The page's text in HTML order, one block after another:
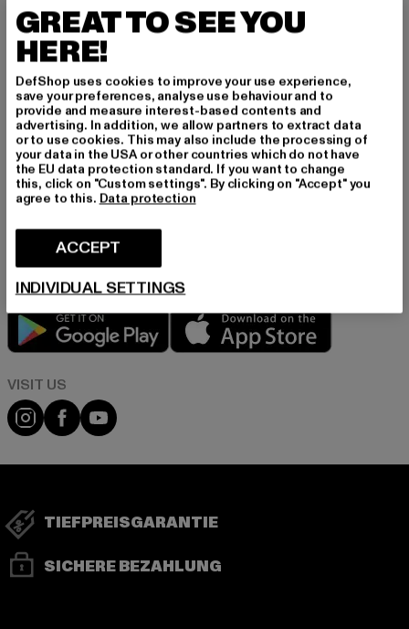
An welchen Produkten bist du interessiert?
MÄNNER
FRAUEN
E-MAIL
ANMELDEN
in unserer Datenschutzerklärung. Du kannst Dich jederzeit kostenfei
abmelden.Datenschutzerklärung lesen.
Play market
App store
Visit our Instagram page:
Visit our Facebook page:
Visit our YouTube channel:
TIEFPREISGARANTIE
SICHERE BEZAHLUNG
GREAT TO SEE YOU
HERE!
DefShop uses cookies to improve your use experience,
save your preferences, analyse use behaviour and to
provide and measure interest-based contents and
advertising. In addition, we allow partners to extract data
or to use cookies. This may also include the processing of
your data in the USA or other countries which do not have
the EU data protection standard. If you want to change
this, click on "Custom settings". By clicking on "Accept" you
agree to this. Data protection
ACCEPT
INDIVIDUAL SETTINGS